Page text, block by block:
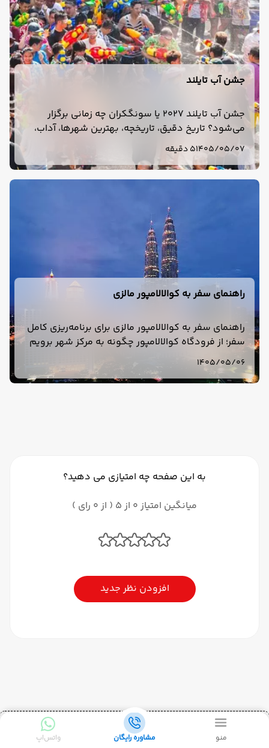
جشن آب تایلند
جشن آب تایلند 2027 یا سونگکران چه زمانی برگزار
می‌شود؟ تاریخ دقیق، تاریخچه، بهترین شهرها، آداب،
بخوانید.
1405/05/075 دقیقه
راهنمای سفر به کوالالامپور مالزی
راهنمای سفر به کوالالامپور مالزی برای برنامه‌ریزی کامل
سفر؛ از فرودگاه کوالالامپور چگونه به مرکز شهر برویم
و کوالالامپور برای سفر چند روز مناسب است؟ بررسی
هزینه، هتل، دیدنی‌ها.
1405/05/06
به این صفحه چه امتیازی می دهید؟
میانگین امتیاز 0 از 5 ( از 0 رای )
افزودن نظر جدید
منو مشاوره رایگان واتس‌اپ تورهای پرطرفدار آویسا